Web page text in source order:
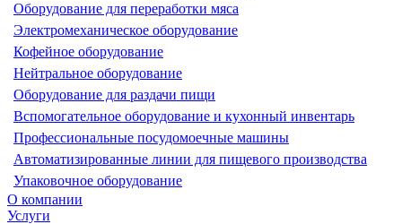
Оборудование для переработки мяса
Электромеханическое оборудование
Кофейное оборудование
Нейтральное оборудование
Оборудование для раздачи пищи
Вспомогательное оборудование и кухонный инвентарь
Профессиональные посудомоечные машины
Автоматизированные линии для пищевого производства
Упаковочное оборудование
О компании
Услуги